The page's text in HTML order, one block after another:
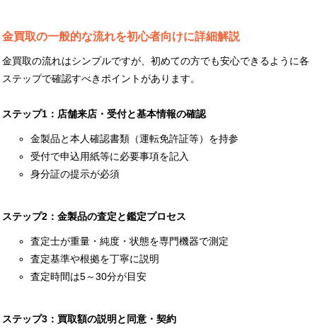
金買取の一般的な流れを初心者向けに詳細解説
金買取の流れはシンプルですが、初めての方でも安心できるように各
ステップで確認すべきポイントがあります。
ステップ1：店舗来店・受付と基本情報の確認
金製品と本人確認書類（運転免許証等）を持参
受付で申込用紙等に必要事項を記入
身分証の提示が必須
ステップ2：金製品の査定と鑑定プロセス
査定士が重量・純度・状態を専門機器で測定
査定基準や根拠を丁寧に説明
査定時間は5～30分が目安
ステップ3：買取額の説明と同意・契約